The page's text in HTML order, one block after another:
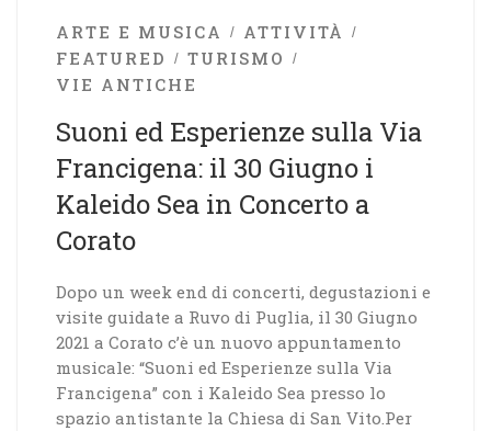
ARTE E MUSICA
ATTIVITÀ
FEATURED
TURISMO
VIE ANTICHE
Suoni ed Esperienze sulla Via
Francigena: il 30 Giugno i
Kaleido Sea in Concerto a
Corato
Dopo un week end di concerti, degustazioni e
visite guidate a Ruvo di Puglia, il 30 Giugno
2021 a Corato c’è un nuovo appuntamento
musicale: “Suoni ed Esperienze sulla Via
Francigena” con i Kaleido Sea presso lo
spazio antistante la Chiesa di San Vito.Per